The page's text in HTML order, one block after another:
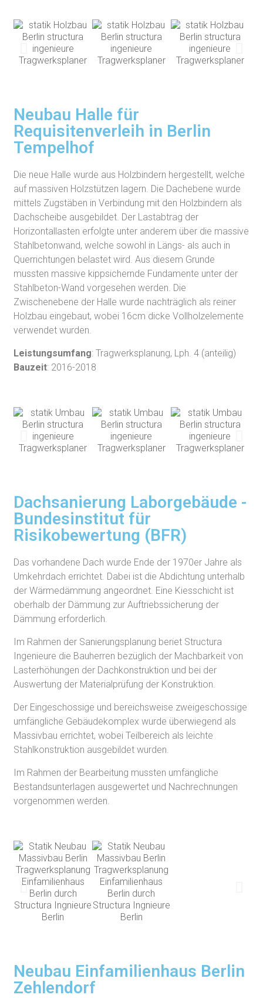
Neubau Halle für
Requisitenverleih in Berlin
Tempelhof
Die neue Halle wurde aus Holzbindern hergestellt, welche
auf massiven Holzstützen lagern. Die Dachebene wurde
mittels Zugstäben in Verbindung mit den Holzbindern als
Dachscheibe ausgebildet. Der Lastabtrag der
Horizontallasten erfolgte unter anderem über die massive
Stahlbetonwand, welche sowohl in Längs- als auch in
Querrichtungen belastet wird. Aus diesem Grunde
mussten massive kippsichernde Fundamente unter der
Stahlbeton-Wand vorgesehen werden. Die
Zwischenebene der Halle wurde nachträglich als reiner
Holzbau eingebaut, wobei 16cm dicke Vollholzelemente
verwendet wurden.
Leistungsumfang: Tragwerksplanung, Lph. 4 (anteilig)
Bauzeit: 2016-2018
Dachsanierung Laborgebäude -
Bundesinstitut für
Risikobewertung (BFR)
Das vorhandene Dach wurde Ende der 1970er Jahre als
Umkehrdach errichtet. Dabei ist die Abdicht­ung unterhalb
der Wärmedämmung angeordnet. Eine Kiesschicht ist
oberhalb der Dämmung zur Auftriebssicherung der
Dämmung erforderlich.
Im Rahmen der Sanierungsplanung beriet Structura
Ingenieure die Bauherren bezüglich der Machbarkeit von
Lasterhöhungen der Dachkonstruktion und bei der
Auswertung der Materialprüfung der Konstruktion.
Der Eingeschossige und bereichsweise zweigeschossige
umfängliche Gebäudekomplex wurde überwiegend als
Massivbau errichtet, wobei Teilbereich als leichte
Stahlkonstruktion ausgebildet wurden.
Im Rahmen der Bearbeitung mussten umfängliche
Bestandsunterlagen ausgewertet und Nachrechnungen
vorgenommen werden.
Neubau Einfamilienhaus Berlin
Zehlendorf